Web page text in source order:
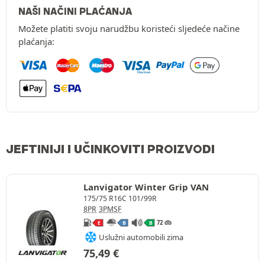
NAŠI NAČINI PLAĆANJA
Možete platiti svoju narudžbu koristeći sljedeće načine
plaćanja:
JEFTINIJI I UČINKOVITI PROIZVODI
Lanvigator Winter Grip VAN
175/75 R16C 101/99R
8PR 3PMSF
E B B 72 db
Uslužni automobili zima
75,49 €